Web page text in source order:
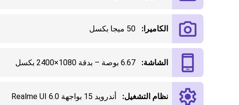
الكاميرا: 50 ميجا بكسل
الشاشة: 6.67 بوصة – بدقة 1080×2400 بكسل
نظام التشغيل: أندرويد 15 بواجهة Realme UI 6.0